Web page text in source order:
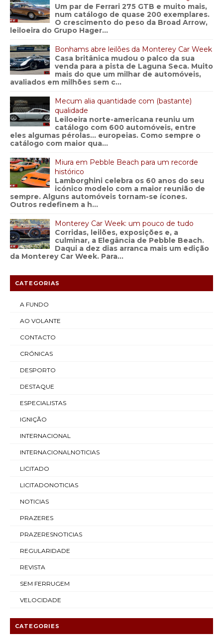
Um par de Ferrari 275 GTB e muito mais,
num catálogo de quase 200 exemplares.
O crescimento do peso da Broad Arrow,
leiloeira do Grupo Hager...
Bonhams abre leilões da Monterey Car Week
Casa britânica mudou o palco da sua
venda para a pista de Laguna Seca. Muito
mais do que um milhar de automóveis,
avaliados em milhões sem c...
Mecum alia quantidade com (bastante)
qualidade
Leiloeira norte-americana reuniu um
catálogo com 600 automóveis, entre
eles algumas pérolas… europeias. Como sempre o
catálogo com maior qua...
Miura em Pebble Beach para um recorde
histórico
Lamborghini celebra os 60 anos do seu
icónico modelo com a maior reunião de
sempre. Alguns automóveis tornam-se ícones.
Outros redefinem a h...
Monterey Car Week: um pouco de tudo
Corridas, leilões, exposições e, a
culminar, a Elegância de Pebble Beach.
Daqui a dez dias arranca mais um edição
da Monterey Car Week. Para...
CATEGORIAS
A FUNDO
AO VOLANTE
CONTACTO
CRÓNICAS
DESPORTO
DESTAQUE
ESPECIALISTAS
IGNIÇÃO
INTERNACIONAL
INTERNACIONALNOTICIAS
LICITADO
LICITADONOTICIAS
NOTICIAS
PRAZERES
PRAZERESNOTICIAS
REGULARIDADE
REVISTA
SEM FERRUGEM
VELOCIDADE
CATEGORIES